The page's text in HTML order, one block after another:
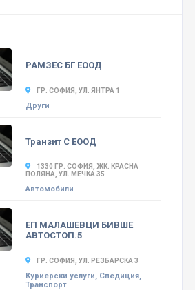
РАМЗЕС БГ ЕООД
ГР. СОФИЯ, УЛ. ЯНТРА 1
Други
Транзит С ЕООД
1330 ГР. СОФИЯ, ЖК. КРАСНА
ПОЛЯНА, УЛ. МЕЧКА 35
Автомобили
ЕП МАЛАШЕВЦИ БИВШЕ
АВТОСТОП.5
ГР. СОФИЯ, УЛ. РЕЗБАРСКА 3
Куриерски услуги, Спедиция,
Транспорт